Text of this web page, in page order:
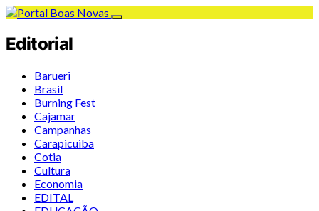
Editorial
Barueri
Brasil
Burning Fest
Cajamar
Campanhas
Carapicuiba
Cotia
Cultura
Economia
EDITAL